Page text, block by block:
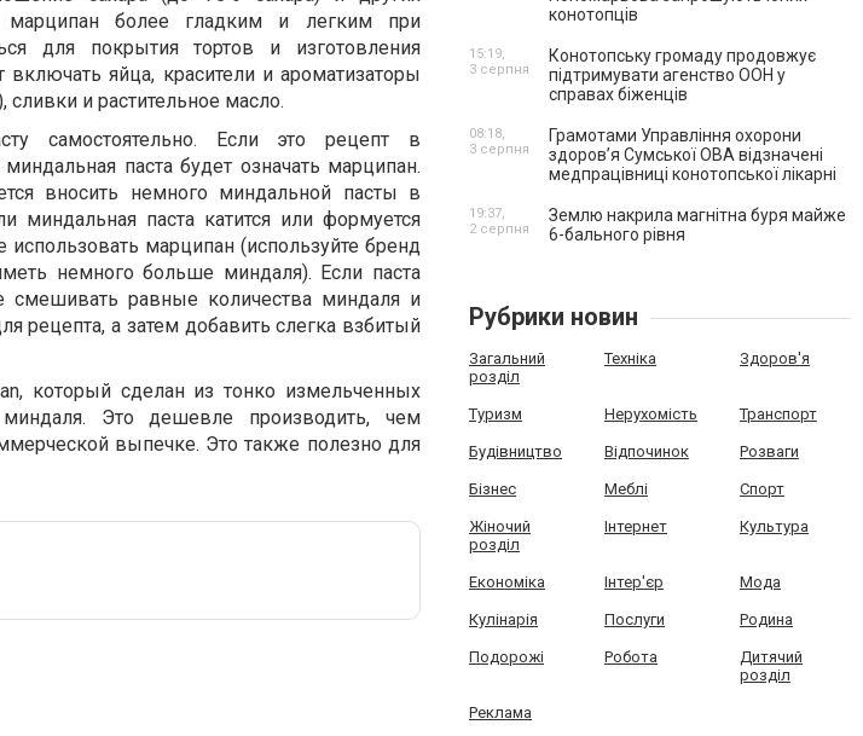
марципан более гладким и легким при
для покрытия тортов и изготовления
яйца, красители и ароматизаторы
и растительное масло.
самостоятельно. Если это рецепт в
паста будет означать марципан.
вносить немного миндальной пасты в
миндальная паста катится или формуется
марципан (используйте бренд
немного больше миндаля). Если паста
смешивать равные количества миндаля и
рецепта, а затем добавить слегка взбитый
который сделан из тонко измельченных
Это дешевле производить, чем
выпечке. Это также полезно для
конотопців
Конотопську громаду продовжує
підтримувати агенство ООН у
справах біженців
15:19,
3 серпня
Грамотами Управління охорони
здоров’я Сумської ОВА відзначені
медпрацівниці конотопської лікарні
08:18,
3 серпня
Землю накрила магнітна буря майже
6-бального рівня
19:37,
2 серпня
Рубрики новин
Загальний
розділ
Техніка Здоров'я
Туризм Нерухомість Транспорт
Будівництво Відпочинок Розваги
Бізнес Меблі Спорт
Жіночий
розділ
Інтернет Культура
Економіка Інтер'єр Мода
Кулінарія Послуги Родина
Подорожі Робота
Дитячий
розділ
Реклама